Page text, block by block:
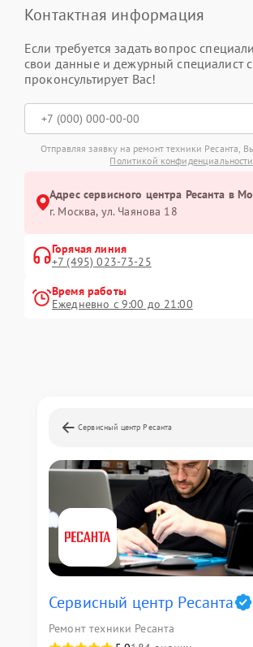
Контактная информация
Если требуется задать вопрос
свои данные и дежурный специалист
проконсультирует Вас!
Отправляя заявку на ремонт техники Ресанта,
Политикой конфиденциальности
Адрес сервисного центра Ресанта в
г. Москва, ул. Чаянова 18
Горячая линия
+7 (495) 023-73-25
Время работы
Ежедневно с 9:00 до 21:00
Сервисный центр Ресанта
Сервисный центр Ресанта
Ремонт техники Ресанта